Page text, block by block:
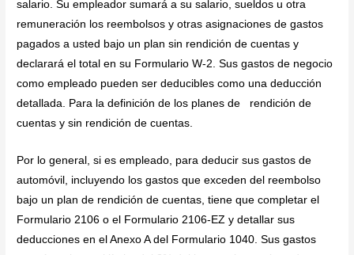
salario. Su empleador sumará a su salario, sueldos u otra
remuneración los reembolsos y otras asignaciones de gastos
pagados a usted bajo un plan sin rendición de cuentas y
declarará el total en su Formulario W-2. Sus gastos de negocio
como empleado pueden ser deducibles como una deducción
detallada. Para la definición de los planes de rendición de
cuentas y sin rendición de cuentas.
Por lo general, si es empleado, para deducir sus gastos de
automóvil, incluyendo los gastos que exceden del reembolso
bajo un plan de rendición de cuentas, tiene que completar el
Formulario 2106 o el Formulario 2106-EZ y detallar sus
deducciones en el Anexo A del Formulario 1040. Sus gastos